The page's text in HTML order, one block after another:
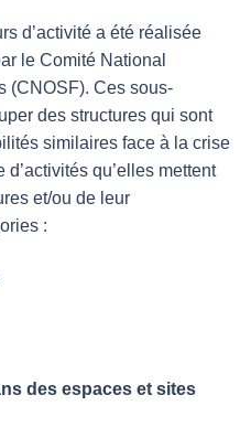
d’activité a été réalisée
le Comité National
(CNOSF). Ces sous-
des structures qui sont
similaires face à la crise
qu’elles mettent
et/ou de leur
:
des espaces et sites